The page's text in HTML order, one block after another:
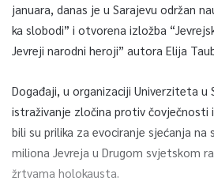
januara, danas je u Sarajevu održan
ka slobodi” i otvorena izložba
Jevreji narodni heroji” autora Elija
Događaji, u organizaciji Univerziteta
istraživanje zločina protiv čovječnosti
bili su prilika za evociranje sjećanja
miliona Jevreja u Drugom svjetskom
žrtvama holokausta.